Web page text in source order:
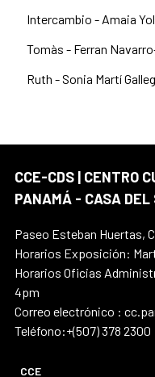
Intercambio - Amaia
Tomàs - Ferran
Ruth - Sonia Martí
CCE-CDS | CENTRO
PANAMÁ - CASA DEL
Paseo Esteban Huertas,
Horarios Exposición:
Horarios Oficias
4pm
Correo electrónico :
Teléfono:+(507) 378 2300
CCE